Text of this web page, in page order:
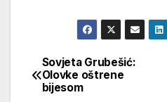
Кретање
Sovjeta Grubešić:
Olovke oštrene
bijesom